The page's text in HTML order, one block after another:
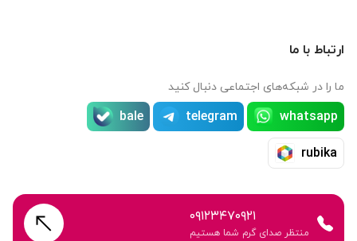
ارتباط با ما
ما را در شبکه‌های اجتماعی دنبال کنید
whatsapp
telegram
bale
rubika
۰۹۱۲۳۴۷۰۹۲۱
منتظر صدای گرم شما هستیم